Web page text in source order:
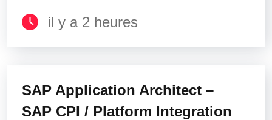
il y a 2 heures
SAP Application Architect –
SAP CPI / Platform Integration